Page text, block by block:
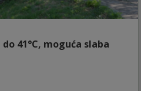
41°C, moguća slaba